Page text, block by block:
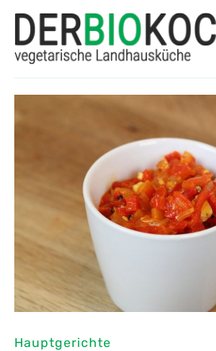
Hauptgerichte